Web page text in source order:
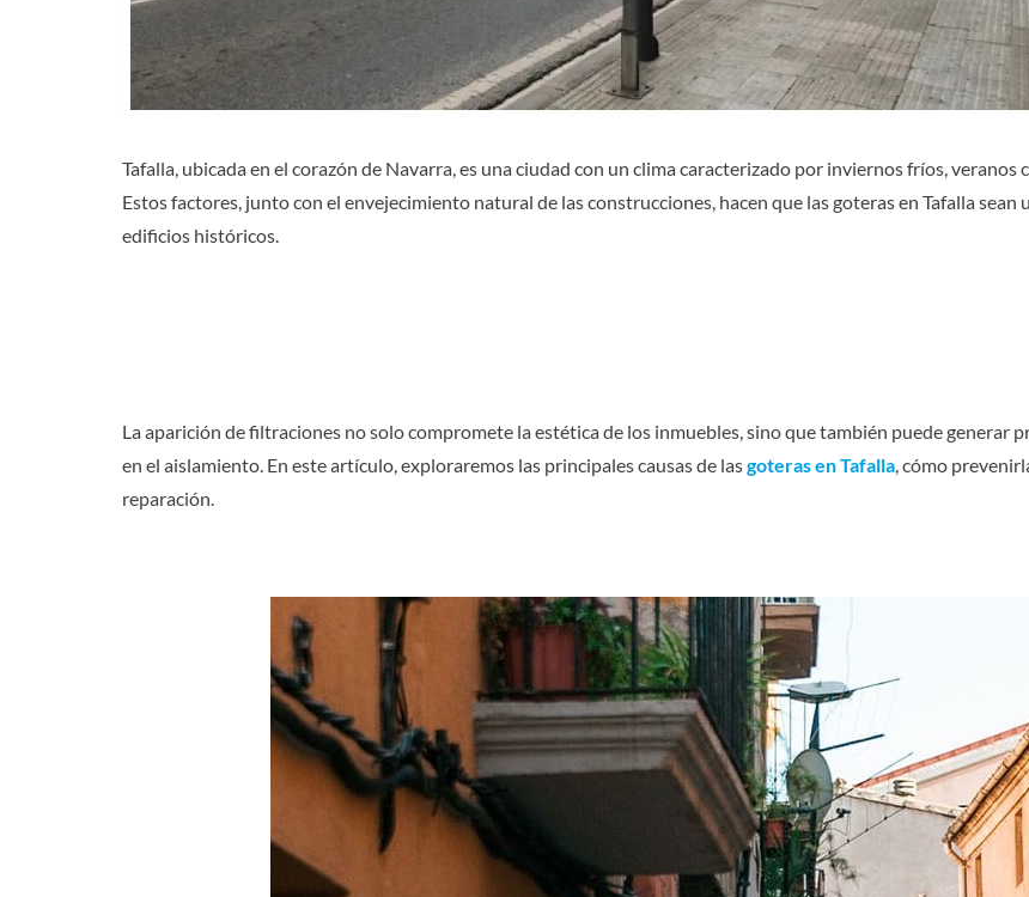
Tafalla, ubicada en el corazón de Navarra, es una ciudad con un clima caracterizado por inviernos fríos,
Estos factores, junto con el envejecimiento natural de las construcciones, hacen que las goteras en Tafalla
edificios históricos.
La aparición de filtraciones no solo compromete la estética de los inmuebles, sino que también puede generar
en el aislamiento. En este artículo, exploraremos las principales causas de lasgoteras en Tafalla, cómo
reparación.